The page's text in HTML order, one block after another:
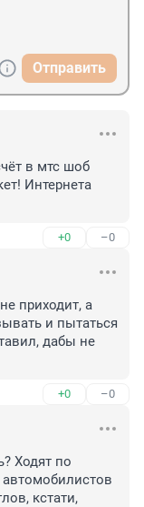
Отправить
в мтс шоб
Интернета
+0 –0
приходит, а
и пытаться
дабы не
+0 –0
Ходят по
кстати,